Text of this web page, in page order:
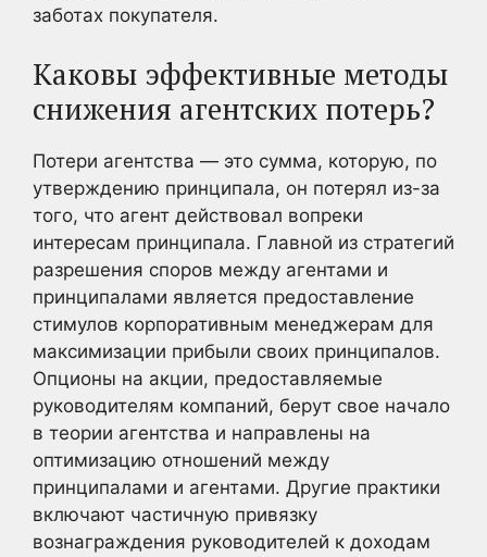
заботах покупателя.
Каковы эффективные методы
снижения агентских потерь?
Потери агентства — это сумма, которую, по
утверждению принципала, он потерял из-за
того, что агент действовал вопреки
интересам принципала. Главной из стратегий
разрешения споров между агентами и
принципалами является предоставление
стимулов корпоративным менеджерам для
максимизации прибыли своих принципалов.
Опционы на акции, предоставляемые
руководителям компаний, берут свое начало
в теории агентства и направлены на
оптимизацию отношений между
принципалами и агентами. Другие практики
включают частичную привязку
вознаграждения руководителей к доходам